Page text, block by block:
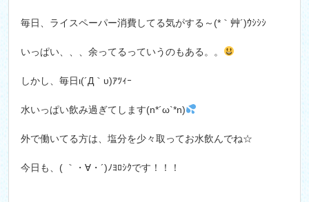
毎日、ライスペーパー消費してる気がする～(*｀艸´)ｳｼｼｼ
いっぱい、、、余ってるっていうのもある。。
しかし、毎日ι(´Д｀υ)ｱﾂｨｰ
水いっぱい飲み過ぎてします(n*´ω`*n)
外で働いてる方は、塩分を少々取ってお水飲んでね☆
今日も、( ｀・∀・´)ﾉﾖﾛｼｸです！！！